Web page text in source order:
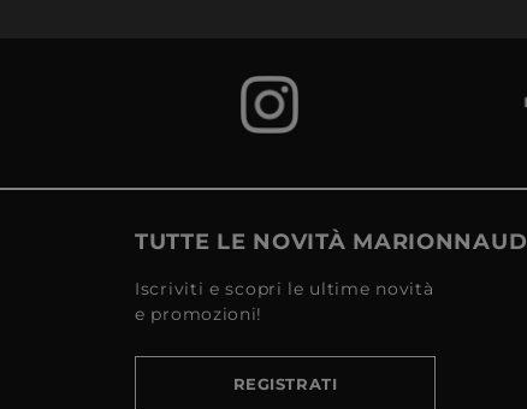
TUTTE LE NOVITÀ MARIONNAUD
Iscriviti e scopri le ultime novità
e promozioni!
REGISTRATI